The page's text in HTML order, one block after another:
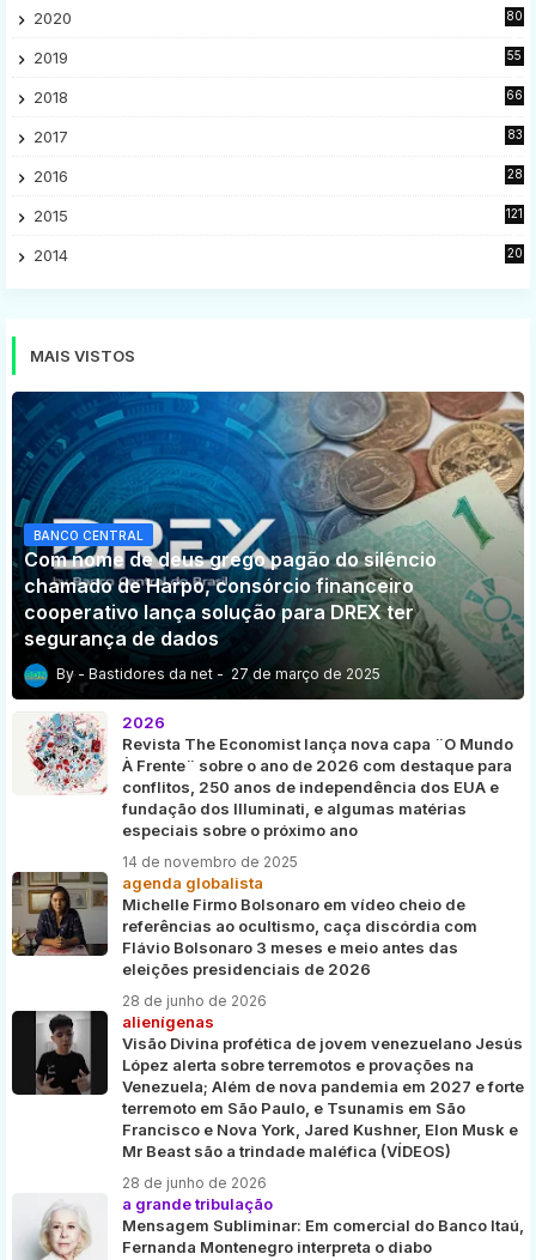
2020
80
2019
55
2018
66
2017
83
2016
28
2015
121
2014
20
MAIS VISTOS
BANCO CENTRAL
Com nome de deus grego pagão do silêncio
chamado de Harpo, consórcio financeiro
cooperativo lança solução para DREX ter
segurança de dados
Bastidores da net 27 de março de 2025
2026
Revista The Economist lança nova capa ¨O Mundo
À Frente¨ sobre o ano de 2026 com destaque para
conflitos, 250 anos de independência dos EUA e
fundação dos Illuminati, e algumas matérias
especiais sobre o próximo ano
14 de novembro de 2025
agenda globalista
Michelle Firmo Bolsonaro em vídeo cheio de
referências ao ocultismo, caça discórdia com
Flávio Bolsonaro 3 meses e meio antes das
eleições presidenciais de 2026
28 de junho de 2026
alienígenas
Visão Divina profética de jovem venezuelano Jesús
López alerta sobre terremotos e provações na
Venezuela; Além de nova pandemia em 2027 e forte
terremoto em São Paulo, e Tsunamis em São
Francisco e Nova York, Jared Kushner, Elon Musk e
Mr Beast são a trindade maléfica (VÍDEOS)
28 de junho de 2026
a grande tribulação
Mensagem Subliminar: Em comercial do Banco Itaú,
Fernanda Montenegro interpreta o diabo